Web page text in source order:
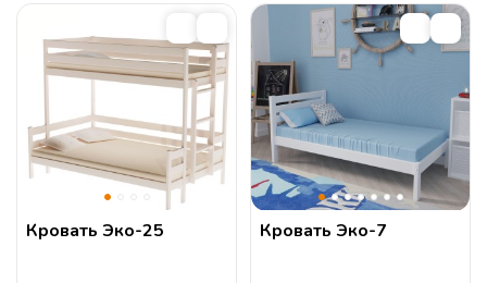
Кровать Эко-25 Кровать Эко-7